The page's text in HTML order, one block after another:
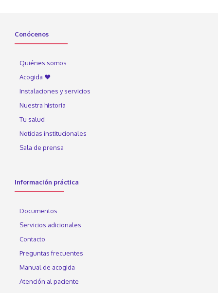
Conócenos
Quiénes somos
Acogida ♥
Instalaciones y servicios
Nuestra historia
Tu salud
Noticias institucionales
Sala de prensa
Información práctica
Documentos
Servicios adicionales
Contacto
Preguntas frecuentes
Manual de acogida
Atención al paciente